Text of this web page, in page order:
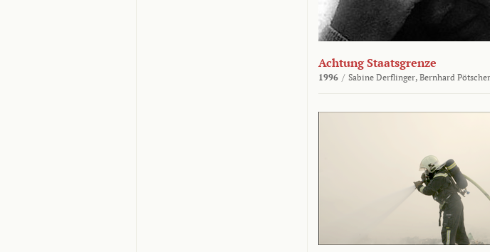
Achtung Staatsgrenze
1996 / Sabine Derflinger, Bernhard Pötscher